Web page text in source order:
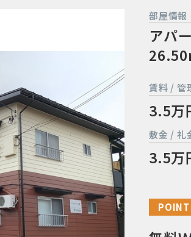
部屋情報
アパ
賃料 / 管
3.5万
敷金 / 礼
3.5万
POINT